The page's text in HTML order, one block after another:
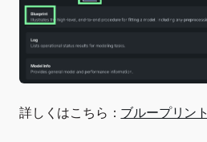
詳しくはこちら： ブループリント